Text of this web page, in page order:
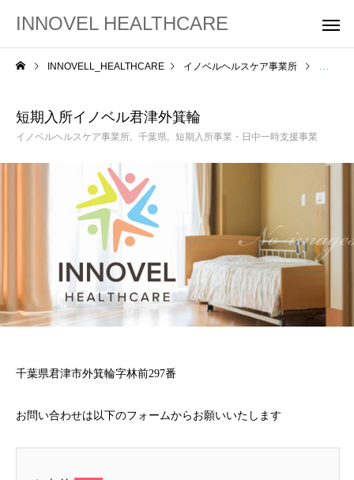
INNOVEL HEALTHCARE
INNOVELL_HEALTHCARE イノベルヘルスケア事業所 短期入
短期入所イノベル君津外箕輪
イノベルヘルスケア事業所 千葉県 短期入所事業・日中一時支援事業
千葉県君津市外箕輪字林前297番
お問い合わせは以下のフォームからお願いいたします